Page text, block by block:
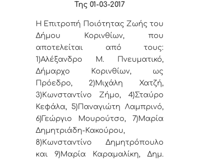
Της 01-03-2017
Η Επιτροπή Ποιότητας Ζωής του
Δήμου Κορινθίων, που
αποτελείται από τους:
1)Αλέξανδρο Μ. Πνευματικό,
Δήμαρχο Κορινθίων, ως
Πρόεδρο, 2)Μιχάλη Χατζή,
3)Κωνσταντίνο Ζήμο, 4)Σταύρο
Κεφάλα, 5)Παναγιώτη Λαμπρινό,
6)Γεώργιο Μουρούτσο, 7)Μαρία
Δημητριάδη-Κακούρου,
8)Κωνσταντίνο Δημητρόπουλο
και 9)Μαρία Καραμαλίκη, Δημ.